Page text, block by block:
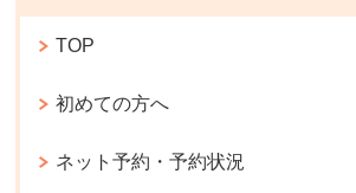
TOP
初めての方へ
ネット予約・予約状況